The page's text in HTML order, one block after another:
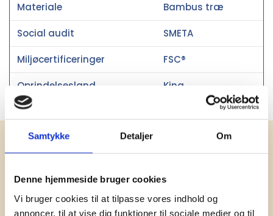
Samtykke Detaljer Om
Denne hjemmeside bruger cookies
Vi bruger cookies til at tilpasse vores indhold og
annoncer, til at vise dig funktioner til sociale medier og til
Materiale Bambus træ
Social audit SMETA
Miljøcertificeringer FSC®
Oprindelsesland Kina
Få vores nyhedsbrev med
andet godt
Kæmpe udvalg i klassiske og nyskabende gaveidéer